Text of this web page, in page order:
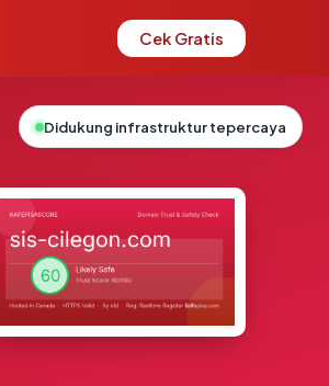
Cek Gratis
Didukung infrastruktur tepercaya